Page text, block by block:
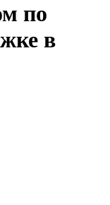
по
в